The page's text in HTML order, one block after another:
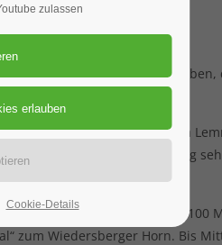
„Fahrt ins Blaue“
Busse mehr an!
Freitagnachmittag mit dem
und der Verpflegung
Schneefall und Sicht unter 100
zum Wiedersberger Horn. Bis
zulassen
Cookie-Details